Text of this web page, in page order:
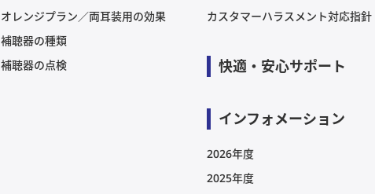
オレンジプラン／両耳装用の効果
補聴器の種類
補聴器の点検
カスタマーハラスメント対応指針
快適・安心サポート
インフォメーション
2026年度
2025年度